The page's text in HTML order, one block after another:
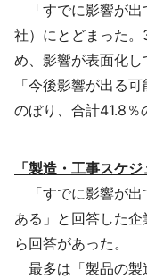
「すでに影響が出
社）にとどまった
め、影響が表面化し
「今後影響が出る
のぼり、合計41.8％
「製造・工事スケ
「すでに影響が出
ある」と回答した
ら回答があった。
最多は「製品の製